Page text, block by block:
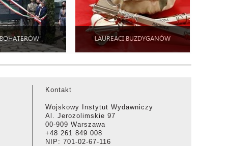
LAUREACI BUZDYGANÓW
Kontakt
Wojskowy Instytut Wydawniczy
Al. Jerozolimskie 97
00-909 Warszawa
+48 261 849 008
NIP: 701-02-67-116